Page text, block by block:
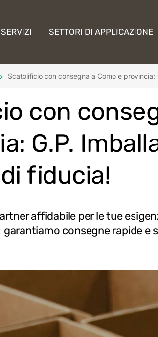
SETTORI DI APPLICAZIONE
Scatolificio con consegna a Como e
con
G.P.
fiducia!
affidabile per le tue
garantiamo consegne rapide